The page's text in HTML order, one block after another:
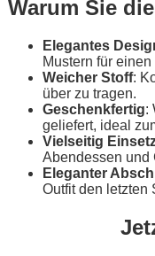
Warum Sie
Elegantes
Mustern für
Weicher Stoff:
über zu tragen.
Geschenkfertig:
geliefert, ideal
Vielseitig
Abendessen und
Eleganter
Outfit den letzten